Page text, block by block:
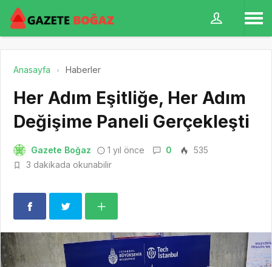
Anasayfa Haberler
Her Adım Eşitliğe, Her Adım
Değişime Paneli Gerçekleşti
Gazete Boğaz 1 yıl önce 0
535
3 dakikada okunabilir